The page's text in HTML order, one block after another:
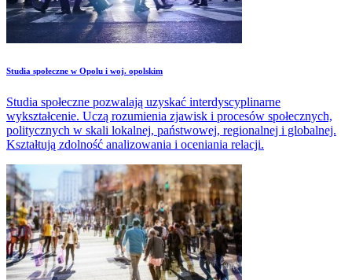
Studia społeczne w Opolu i woj. opolskim
Studia społeczne pozwalają uzyskać interdyscyplinarne
wykształcenie. Uczą rozumienia zjawisk i procesów społecznych,
politycznych w skali lokalnej, państwowej, regionalnej i globalnej.
Kształtują zdolność analizowania i oceniania relacji.